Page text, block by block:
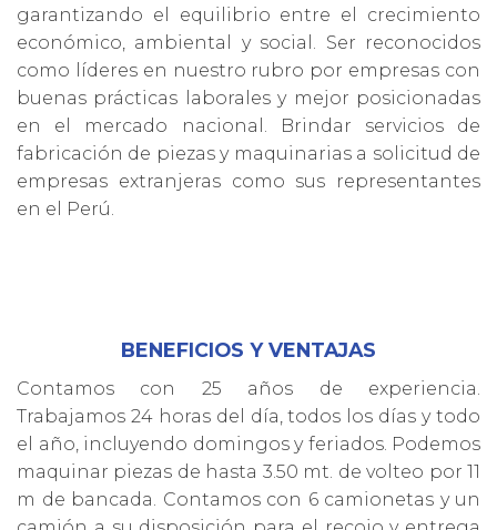
garantizando el equilibrio entre el crecimiento
económico, ambiental y social. Ser reconocidos
como líderes en nuestro rubro por empresas con
buenas prácticas laborales y mejor posicionadas
en el mercado nacional. Brindar servicios de
fabricación de piezas y maquinarias a solicitud de
empresas extranjeras como sus representantes
en el Perú.
BENEFICIOS Y VENTAJAS
Contamos con 25 años de experiencia.
Trabajamos 24 horas del día, todos los días y todo
el año, incluyendo domingos y feriados. Podemos
maquinar piezas de hasta 3.50 mt. de volteo por 11
m de bancada. Contamos con 6 camionetas y un